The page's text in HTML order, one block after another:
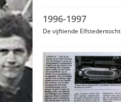
1996-1997
De vijftiende Elfstedentocht